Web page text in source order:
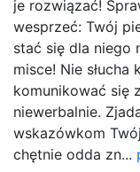
je rozwiązać!
wesprzeć: Twój
stać się dla niego
misce! Nie
komunikować się
niewerbalnie.
wskazówkom
chętnie odda zn...